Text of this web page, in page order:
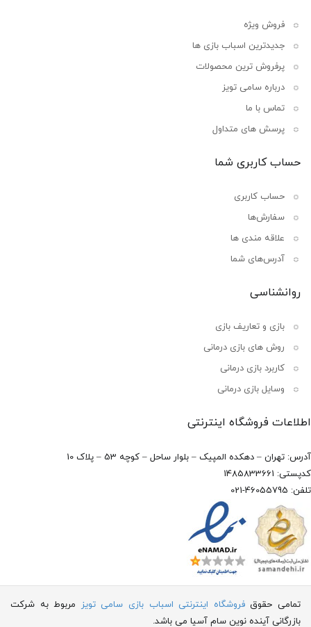
فروش ویژه
جدیدترین اسباب بازی ها
پرفروش ترین محصولات
درباره سامی تویز
تماس با ما
پرسش های متداول
حساب کاربری شما
حساب کاربری
سفارش‌ها
علاقه مندی ها
آدرس‌های شما
روانشناسی
بازی و تعاریف بازی
روش های بازی درمانی
کاربرد بازی درمانی
وسایل بازی درمانی
اطلاعات فروشگاه اینترنتی
آدرس: تهران – دهکده المپیک – بلوار ساحل – کوچه 53 – پلاک 10
کدپستی: 1485833661
تلفن: 46055795-021
تمامی حقوقفروشگاه اینترنتی اسباب بازی سامی تویز
مربوط به شرکت
بازرگانی آینده نوین سام آسیا می باشد.